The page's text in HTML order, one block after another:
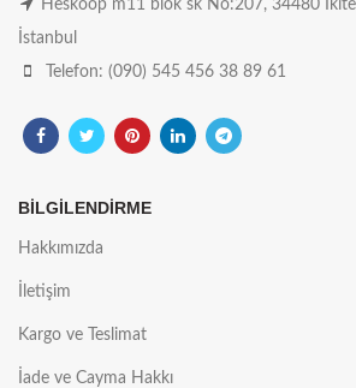
Heskoop m11 blok sk No:207, 34480
İstanbul
Telefon: (090) 545 456 38 89 61
BİLGİLENDİRME
Hakkımızda
İletişim
Kargo ve Teslimat
İade ve Cayma Hakkı